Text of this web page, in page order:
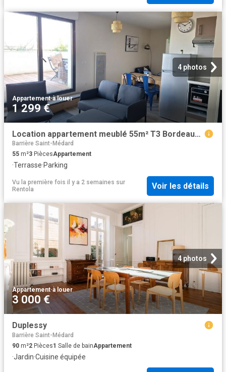
4 photos
Appartement·à louer
1 299 €
Location appartement meublé 55m² T3 Bordeaux Chartrons Gd Parc
Barrière Saint-Médard
55 m²3 PiècesAppartement
·Terrasse·Parking
Vu la première fois il y a 2 semaines sur
Rentola
Voir les détails
4 photos
Appartement·à louer
3 000 €
Duplessy
Barrière Saint-Médard
90 m²2 Pièces1 Salle de bainAppartement
·Jardin·Cuisine équipée